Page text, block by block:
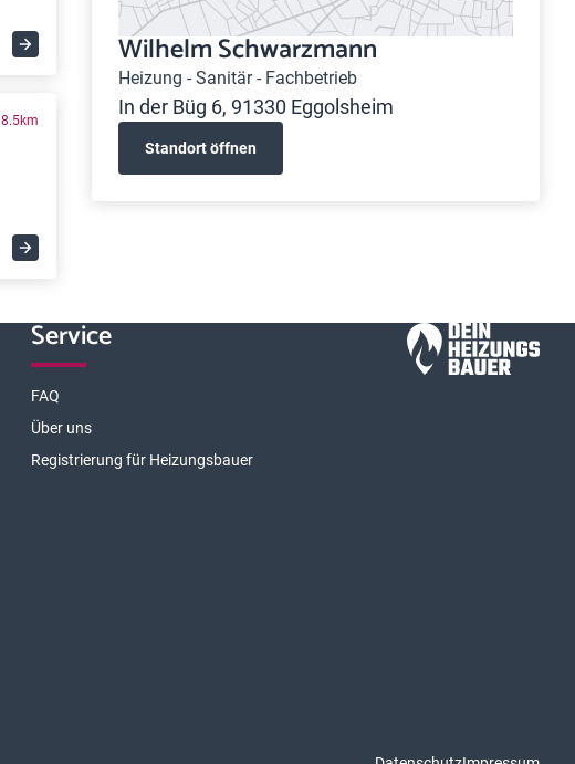
8.5km
Wilhelm Schwarzmann
Heizung - Sanitär - Fachbetrieb
In der Büg 6, 91330 Eggolsheim
Standort öffnen
Service
FAQ
Über uns
Registrierung für Heizungsbauer